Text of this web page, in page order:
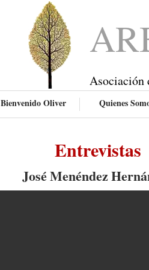
Asociación
Bienvenido Oliver Quienes
Entrevistas
José Menéndez